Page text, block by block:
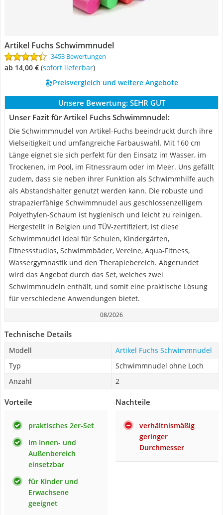
Artikel Fuchs Schwimmnudel
3453 Bewertungen
ab 14,00 € ( Sofort lieferbar)
Preisvergleich und weitere Angebote
Unsere Bewertung: SEHR GUT
Unser Fazit für Artikel Fuchs Schwimmnudel:
Die Schwimmnudel von Artikel-Fuchs beeindruckt durch ihre
Vielseitigkeit und umfangreiche Farbauswahl. Mit 160 cm
Länge eignet sie sich perfekt für den Einsatz im Wasser, im
Trockenen, im Pool, im Fitnessraum oder im Meer. Uns gefällt
zudem, dass sie neben ihrer Funktion als Schwimmhilfe auch
als Abstandshalter genutzt werden kann. Die robuste und
strapazierfähige Schwimmnudel aus geschlossenzelligem
Polyethylen-Schaum ist hygienisch und leicht zu reinigen.
Hergestellt in Belgien und TÜV-zertifiziert, ist diese
Schwimmnudel ideal für Schulen, Kindergärten,
Fitnessstudios, Schwimmbäder, Vereine, Aqua-Fitness,
Wassergymnastik und den Therapiebereich. Abgerundet
wird das Angebot durch das Set, welches zwei
Schwimmnudeln enthält, und somit eine praktische Lösung
für verschiedene Anwendungen bietet.
08/2026
Technische Details
Modell
Artikel Fuchs Schwimmnudel
Typ
Schwimmnudel ohne Loch
Anzahl
2
Vorteile
praktisches 2er-Set
Im Innen- und
Außenbereich
einsetzbar
für Kinder und
Erwachsene
geeignet
Nachteile
verhältnismäßig
geringer
Durchmesser